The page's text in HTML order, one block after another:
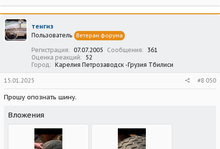
а
к
ц
и
и
тенгиз
Пользователь Ветеран форума
Регистрация 07.07.2005 Сообщения
361
Оценка реакций
52
Город
Карелия Петрозаводск -Грузия Тбилиси
15.01.2025 #8 050
Прошу опознать шину.
Вложения